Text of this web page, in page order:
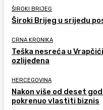
ŠIROKI BRIJEG
Široki Brijeg u srijedu
CRNA KRONIKA
Teška nesreća u
ozlijeđena
HERCEGOVINA
Nakon više od deset
pokrenuo vlastiti biznis